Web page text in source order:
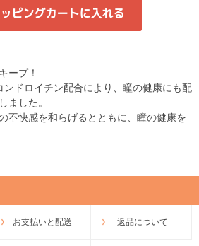
ープ！
ンドロイチン配合により、瞳の健康にも配
ました。
不快感を和らげるとともに、瞳の健康を
お支払いと配送 返品について